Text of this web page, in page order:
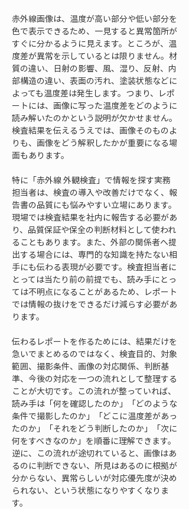
赤外線画像は、温度が高い部分や低い部分を
色で表示できるため、一見すると異常箇所が
すぐに分かるように見えます。ところが、温
度差が異常を示しているとは限りません。材
質の違い、日射の影響、風、湿り、反射、内
部構造の違い、表面の汚れ、塗装状態などに
よっても温度差は発生します。つまり、レポ
ートには、画像に写った温度差をどのように
読み解いたのかという説明が欠かせません。
検査結果を伝えるうえでは、画像そのものよ
りも、画像をどう解釈したかが重要になる場
面もあります。
特に「赤外線 外観検査」で情報を探す実務
担当者は、検査の導入や改善だけでなく、報
告書の品質にも悩みやすい立場にあります。
現場では検査結果を社内に報告する必要があ
り、品質保証や保全の判断材料として使われ
ることもあります。また、外部の関係者へ提
出する場合には、専門的な知識を持たない相
手にも伝わる表現が必要です。検査担当者に
とっては当たり前の前提でも、読み手にとっ
ては不明点になることがあるため、レポート
では情報の抜けをできるだけ減らす必要があ
ります。
伝わるレポートを作るためには、結果だけを
急いでまとめるのではなく、検査目的、対象
範囲、撮影条件、画像の対応関係、判断基
準、今後の対応を一つの流れとして整理する
ことが大切です。この流れが整っていれば、
読み手は「何を確認したのか」「どのような
条件で撮影したのか」「どこに温度差があっ
たのか」「それをどう判断したのか」「次に
何をすべきなのか」を順番に理解できます。
逆に、この流れが途切れていると、画像はあ
るのに判断できない、所見はあるのに根拠が
分からない、異常らしいが対応優先度が決め
られない、という状態になりやすくなりま
す。